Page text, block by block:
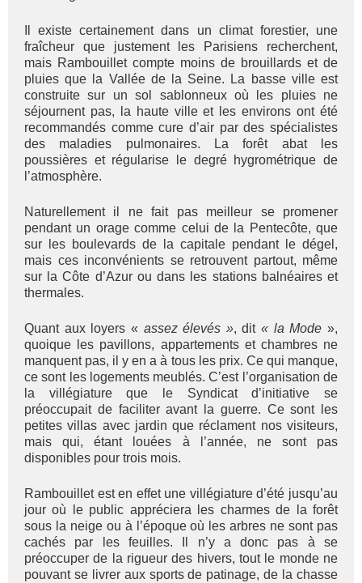
Il existe certainement dans un climat forestier, une
fraîcheur que justement les Parisiens recherchent,
mais Rambouillet compte moins de brouillards et de
pluies que la Vallée de la Seine. La basse ville est
construite sur un sol sablonneux où les pluies ne
séjournent pas, la haute ville et les environs ont été
recommandés comme cure d’air par des spécialistes
des maladies pulmonaires. La forêt abat les
poussières et régularise le degré hygrométrique de
l’atmosphère.
Naturellement il ne fait pas meilleur se promener
pendant un orage comme celui de la Pentecôte, que
sur les boulevards de la capitale pendant le dégel,
mais ces inconvénients se retrouvent partout, même
sur la Côte d’Azur ou dans les stations balnéaires et
thermales.
Quant aux loyers « assez élevés », dit« la Mode»,
quoique les pavillons, appartements et chambres ne
manquent pas, il y en a à tous les prix. Ce qui manque,
ce sont les logements meublés. C’est l’organisation de
la villégiature que le Syndicat d’initiative se
préoccupait de faciliter avant la guerre. Ce sont les
petites villas avec jardin que réclament nos visiteurs,
mais qui, étant louées à l’année, ne sont pas
disponibles pour trois mois.
Rambouillet est en effet une villégiature d’été jusqu’au
jour où le public appréciera les charmes de la forêt
sous la neige ou à l’époque où les arbres ne sont pas
cachés par les feuilles. Il n’y a donc pas à se
préoccuper de la rigueur des hivers, tout le monde ne
pouvant se livrer aux sports de patinage, de la chasse